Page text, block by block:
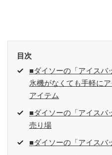
目次
■ダイソーの「アイスバ
氷機がなくても手軽に
アイテム
■ダイソーの「アイスバ
売り場
■ダイソーの「アイスバ